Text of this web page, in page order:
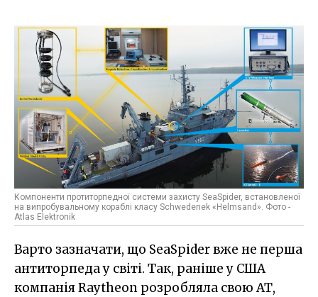
Компоненти протиторпедної системи захисту SeaSpider, встановленої
на випробувальному кораблі класу Schwedenek «Helmsand». Фото -
Atlas Elektronik
Варто зазначати, що SeaSpider вже не перша
антиторпеда у світі. Так, раніше у США
компанія Raytheon розробляла свою АТ,